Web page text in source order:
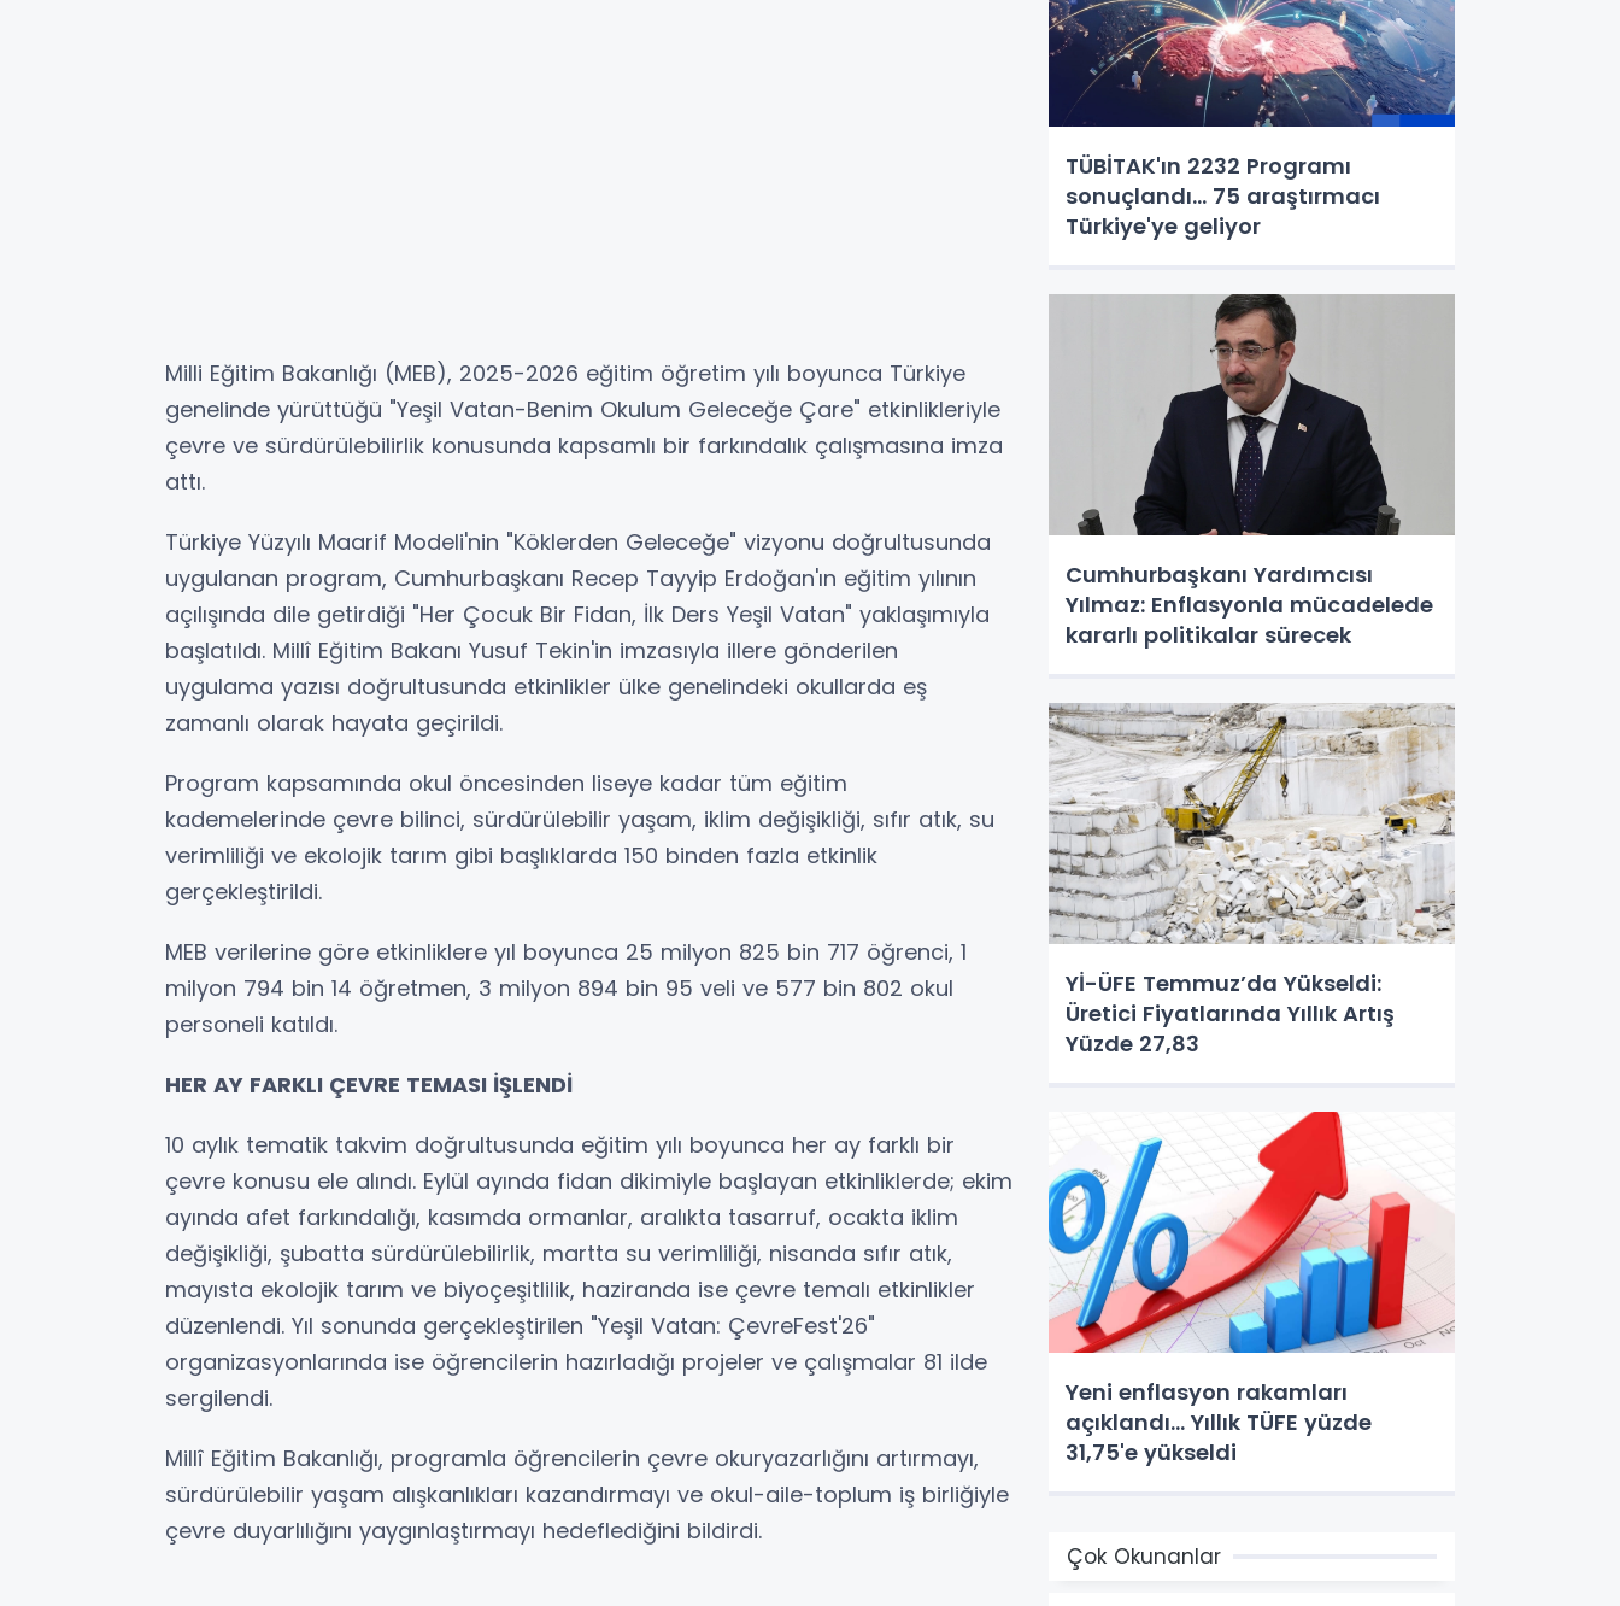
Milli Eğitim Bakanlığı (MEB), 2025-2026 eğitim öğretim yılı boyunca Türkiye
genelinde yürüttüğü "Yeşil Vatan-Benim Okulum Geleceğe Çare" etkinlikleriyle
çevre ve sürdürülebilirlik konusunda kapsamlı bir farkındalık çalışmasına imza
attı.
Türkiye Yüzyılı Maarif Modeli'nin "Köklerden Geleceğe" vizyonu doğrultusunda
uygulanan program, Cumhurbaşkanı Recep Tayyip Erdoğan'ın eğitim yılının
açılışında dile getirdiği "Her Çocuk Bir Fidan, İlk Ders Yeşil Vatan" yaklaşımıyla
başlatıldı. Millî Eğitim Bakanı Yusuf Tekin'in imzasıyla illere gönderilen
uygulama yazısı doğrultusunda etkinlikler ülke genelindeki okullarda eş
zamanlı olarak hayata geçirildi.
Program kapsamında okul öncesinden liseye kadar tüm eğitim
kademelerinde çevre bilinci, sürdürülebilir yaşam, iklim değişikliği, sıfır atık, su
verimliliği ve ekolojik tarım gibi başlıklarda 150 binden fazla etkinlik
gerçekleştirildi.
MEB verilerine göre etkinliklere yıl boyunca 25 milyon 825 bin 717 öğrenci, 1
milyon 794 bin 14 öğretmen, 3 milyon 894 bin 95 veli ve 577 bin 802 okul
personeli katıldı.
HER AY FARKLI ÇEVRE TEMASI İŞLENDİ
10 aylık tematik takvim doğrultusunda eğitim yılı boyunca her ay farklı bir
çevre konusu ele alındı. Eylül ayında fidan dikimiyle başlayan etkinliklerde; ekim
ayında afet farkındalığı, kasımda ormanlar, aralıkta tasarruf, ocakta iklim
değişikliği, şubatta sürdürülebilirlik, martta su verimliliği, nisanda sıfır atık,
mayısta ekolojik tarım ve biyoçeşitlilik, haziranda ise çevre temalı etkinlikler
düzenlendi. Yıl sonunda gerçekleştirilen "Yeşil Vatan: ÇevreFest'26"
organizasyonlarında ise öğrencilerin hazırladığı projeler ve çalışmalar 81 ilde
sergilendi.
Millî Eğitim Bakanlığı, programla öğrencilerin çevre okuryazarlığını artırmayı,
sürdürülebilir yaşam alışkanlıkları kazandırmayı ve okul-aile-toplum iş birliğiyle
çevre duyarlılığını yaygınlaştırmayı hedeflediğini bildirdi.
TÜBİTAK'ın 2232 Programı
sonuçlandı... 75 araştırmacı
Türkiye'ye geliyor
Cumhurbaşkanı Yardımcısı
Yılmaz: Enflasyonla mücadelede
kararlı politikalar sürecek
Yİ-ÜFE Temmuz’da Yükseldi:
Üretici Fiyatlarında Yıllık Artış
Yüzde 27,83
Yeni enflasyon rakamları
açıklandı... Yıllık TÜFE yüzde
31,75'e yükseldi
Çok Okunanlar